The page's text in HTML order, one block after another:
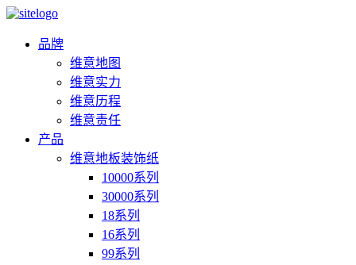
品牌
维意地图
维意实力
维意历程
维意责任
产品
维意地板装饰纸
10000系列
30000系列
18系列
16系列
99系列